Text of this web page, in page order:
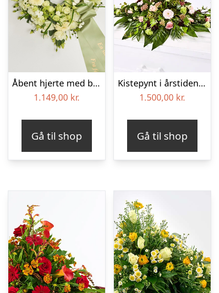
Åbent hjerte med bånd – Floristens kreative valg
1.149,00 kr.
Gå til shop
Kistepynt i årstidens blomster – Blomster til begravelse
1.500,00 kr.
Gå til shop